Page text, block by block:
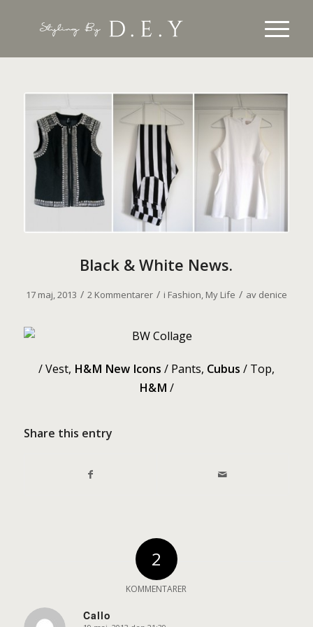
Black & White News.
17 maj, 2013 / 2 Kommentarer / i Fashion, My Life / av denice
/ Vest, H&M New Icons / Pants, Cubus / Top,
H&M /
Share this entry
2
KOMMENTARER
Callo